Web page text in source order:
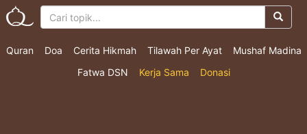
Quran Doa Cerita Hikmah Tilawah Per Ayat
Mushaf Madina
Fatwa DSN
Kerja Sama Donasi